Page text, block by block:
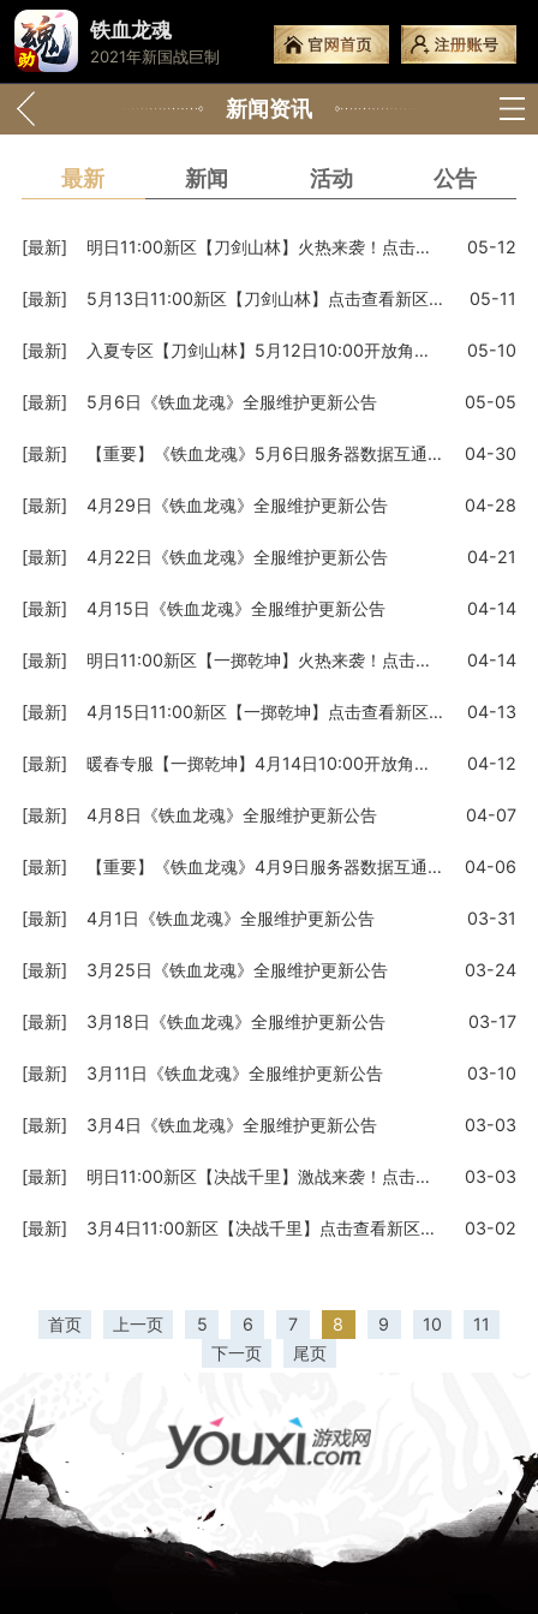
铁血龙魂
2021年新国战巨制
新闻资讯
最新 新闻 活动 公告
[最新] 明日11:00新区【刀剑山林】火热来袭！点击查看详情 05-12
[最新] 5月13日11:00新区【刀剑山林】点击查看新区福利活动 05-11
[最新] 入夏专区【刀剑山林】5月12日10:00开放角色预创建 05-10
[最新] 5月6日《铁血龙魂》全服维护更新公告 05-05
[最新] 【重要】《铁血龙魂》5月6日服务器数据互通公告 04-30
[最新] 4月29日《铁血龙魂》全服维护更新公告 04-28
[最新] 4月22日《铁血龙魂》全服维护更新公告 04-21
[最新] 4月15日《铁血龙魂》全服维护更新公告 04-14
[最新] 明日11:00新区【一掷乾坤】火热来袭！点击查看详情 04-14
[最新] 4月15日11:00新区【一掷乾坤】点击查看新区福利活动 04-13
[最新] 暖春专服【一掷乾坤】4月14日10:00开放角色预创建 04-12
[最新] 4月8日《铁血龙魂》全服维护更新公告 04-07
[最新] 【重要】《铁血龙魂》4月9日服务器数据互通公告 04-06
[最新] 4月1日《铁血龙魂》全服维护更新公告 03-31
[最新] 3月25日《铁血龙魂》全服维护更新公告 03-24
[最新] 3月18日《铁血龙魂》全服维护更新公告 03-17
[最新] 3月11日《铁血龙魂》全服维护更新公告 03-10
[最新] 3月4日《铁血龙魂》全服维护更新公告 03-03
[最新] 明日11:00新区【决战千里】激战来袭！点击查看详情 03-03
[最新] 3月4日11:00新区【决战千里】点击查看新区福利活动 03-02
首页 上一页 5 6 7 8 9 10
11
下一页
尾页